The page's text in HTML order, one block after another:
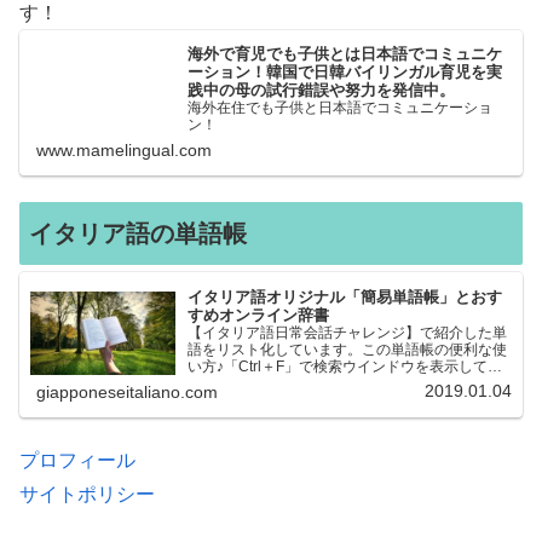
す！
海外で育児でも子供とは日本語でコミュニケ
ーション！韓国で日韓バイリンガル育児を実
践中の母の試行錯誤や努力を発信中。
海外在住でも子供と日本語でコミュニケーショ
ン！
www.mamelingual.com
イタリア語の単語帳
イタリア語オリジナル「簡易単語帳」とおす
すめオンライン辞書
【イタリア語日常会話チャレンジ】で紹介した単
語をリスト化しています。この単語帳の便利な使
い方♪「Ctrl＋F」で検索ウインドウを表示して、
知りたい単語を探すことができます。イタリア語
→日本語、日本語→イタリア語 どちらでも検索
できるので、良…
giapponeseitaliano.com 2019.01.04
プロフィール
サイトポリシー